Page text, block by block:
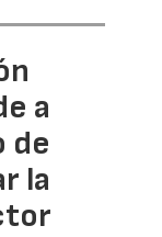
a
de
la